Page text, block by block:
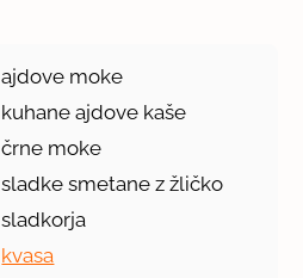
ajdove moke
kuhane ajdove kaše
črne moke
sladke smetane z žličko
sladkorja
kvasa